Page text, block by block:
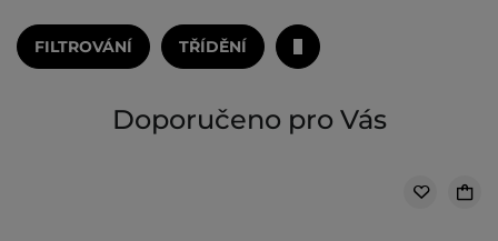
FILTROVÁNÍ TŘÍDĚNÍ
Doporučeno pro Vás